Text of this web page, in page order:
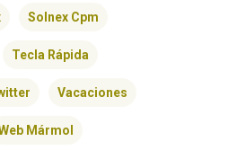
Solnex Cpm
Tecla Rápida
Vacaciones
Mármol